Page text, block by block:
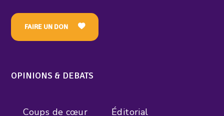
FAIRE UN DON
OPINIONS & DEBATS
Coups de cœur
Éditorial